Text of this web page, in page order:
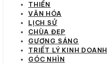
THIỀN
VĂN HÓA
LỊCH SỬ
CHÙA ĐẸP
GƯƠNG SÁNG
TRIẾT LÝ KINH DOANH
GÓC NHÌN